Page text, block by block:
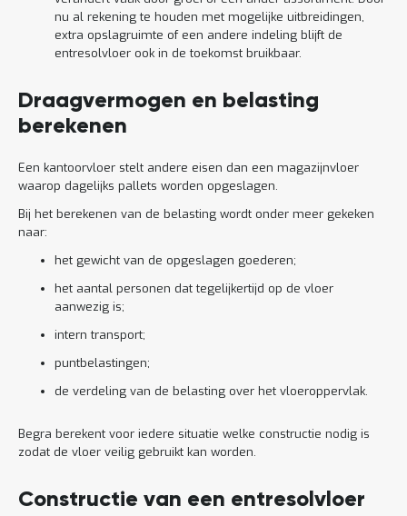
nu al rekening te houden met mogelijke uitbreidingen,
extra opslagruimte of een andere indeling blijft de
entresolvloer ook in de toekomst bruikbaar.
Draagvermogen en belasting
berekenen
Een kantoorvloer stelt andere eisen dan een magazijnvloer
waarop dagelijks pallets worden opgeslagen.
Bij het berekenen van de belasting wordt onder meer gekeken
naar:
het gewicht van de opgeslagen goederen;
het aantal personen dat tegelijkertijd op de vloer
aanwezig is;
intern transport;
puntbelastingen;
de verdeling van de belasting over het vloeroppervlak.
Begra berekent voor iedere situatie welke constructie nodig is
zodat de vloer veilig gebruikt kan worden.
Constructie van een entresolvloer